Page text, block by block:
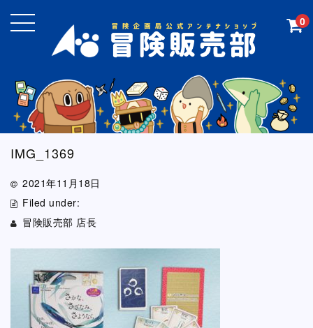
0
IMG_1369
2021年11月18日
Filed under:
冒険販売部 店長